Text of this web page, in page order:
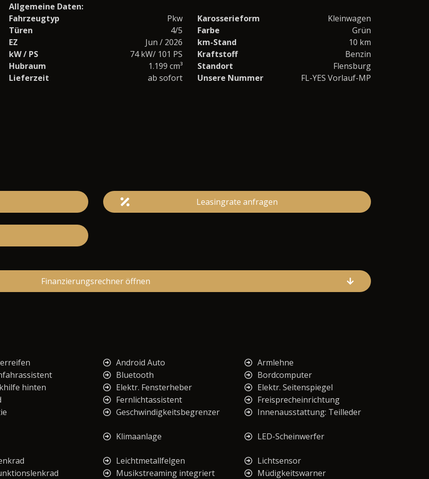
Allgemeine Daten:
Fahrzeugtyp
Pkw Karosserieform
Kleinwagen
Türen
4/5 Farbe
Grün
EZ
Jun / 2026 km-Stand
10 km
kW / PS
74 kW/ 101 PS Kraftstoff
Benzin
Hubraum
1.199 cm³ Standort
Flensburg
Lieferzeit
ab sofort Unsere Nummer FL-YES Vorlauf-MP
Leasingrate anfragen
Finanzierungsrechner öffnen
Android Auto
Armlehne
Bluetooth
Bordcomputer
hinten Elektr. Fensterheber
Elektr. Seitenspiegel
Fernlichtassistent
Freisprecheinrichtung
Geschwindigkeitsbegrenzer Innenausstattung: Teilleder
Klimaanlage LED-Scheinwerfer
Leichtmetallfelgen
Lichtsensor
Musikstreaming integriert
Müdigkeitswarner